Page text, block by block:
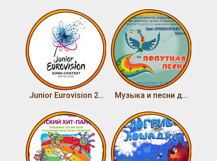
Junior Eurovision 2015 Музыка и песни для детей. Выпуск 6. Попутная песня